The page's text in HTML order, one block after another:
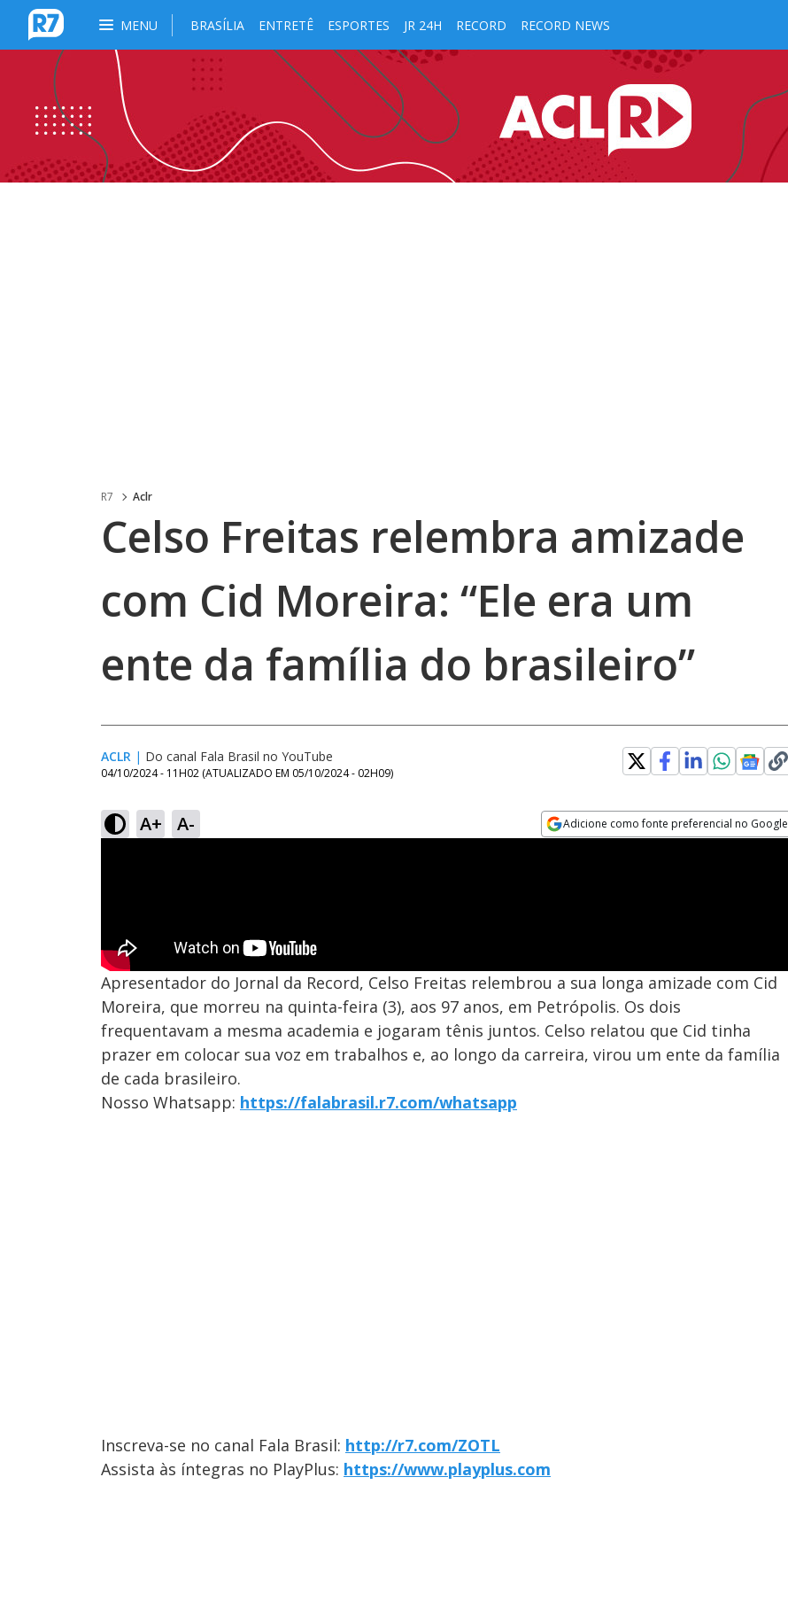
MENU BRASÍLIA ENTRETÊ ESPORTES JR 24H RECORD RECORD NEWS
R7 Aclr
Celso Freitas relembra amizade
com Cid Moreira: “Ele era um
ente da família do brasileiro”
ACLR | Do canal Fala Brasil no YouTube
04/10/2024 - 11H02 (ATUALIZADO EM 05/10/2024 - 02H09)
A+ A- Adicione como fonte preferencial no Google
Apresentador do Jornal da Record, Celso Freitas relembrou a sua longa amizade com Cid
Moreira, que morreu na quinta-feira (3), aos 97 anos, em Petrópolis. Os dois
frequentavam a mesma academia e jogaram tênis juntos. Celso relatou que Cid tinha
prazer em colocar sua voz em trabalhos e, ao longo da carreira, virou um ente da família
de cada brasileiro.
Nosso Whatsapp: https://falabrasil.r7.com/whatsapp
Inscreva-se no canal Fala Brasil: http://r7.com/ZOTL
Assista às íntegras no PlayPlus: https://www.playplus.com